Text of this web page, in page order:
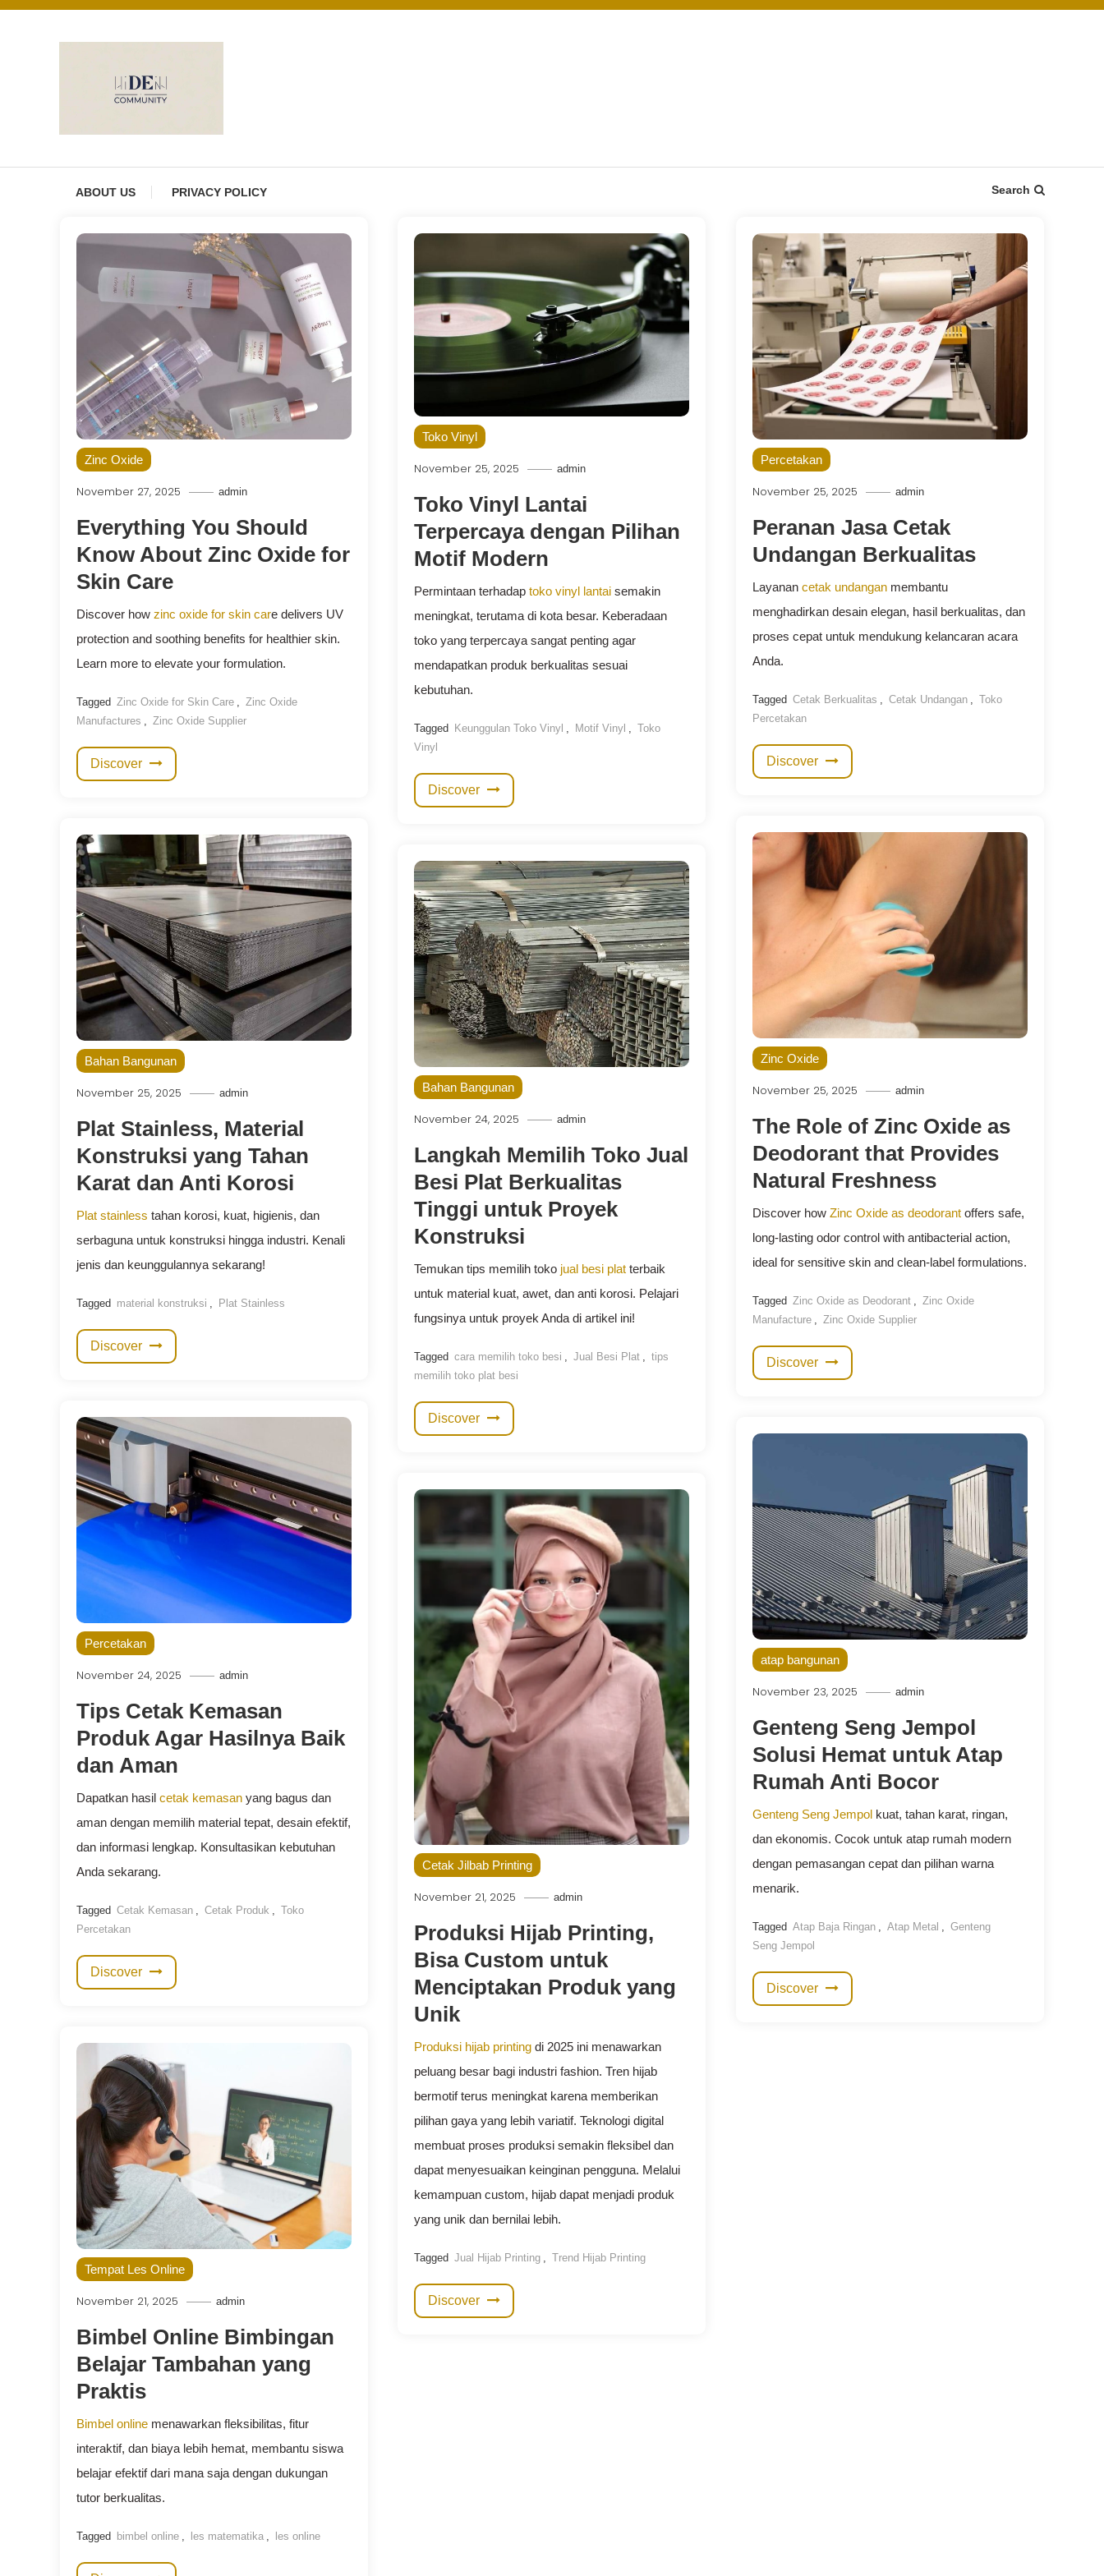
Skip
ABOUT US PRIVACY POLICY Search
Zinc Oxide
November 27, 2025 admin
Everything You Should
Know About Zinc Oxide for
Skin Care
Discover howzinc oxide for skin care delivers UV
protection and soothing benefits for healthier skin.
Learn more to elevate your formulation.
Tagged Zinc Oxide for Skin Care , Zinc Oxide
Manufactures , Zinc Oxide Supplier
Discover
Toko Vinyl
November 25, 2025 admin
Toko Vinyl Lantai
Terpercaya dengan Pilihan
Motif Modern
Permintaan terhadaptoko vinyl lantai semakin
meningkat, terutama di kota besar. Keberadaan
toko yang terpercaya sangat penting agar
mendapatkan produk berkualitas sesuai
kebutuhan.
Tagged Keunggulan Toko Vinyl , Motif Vinyl , Toko
Vinyl
Discover
Percetakan
November 25, 2025 admin
Peranan Jasa Cetak
Undangan Berkualitas
Layanancetak undangan membantu
menghadirkan desain elegan, hasil berkualitas, dan
proses cepat untuk mendukung kelancaran acara
Anda.
Tagged Cetak Berkualitas , Cetak Undangan , Toko
Percetakan
Discover
Zinc Oxide
November 25, 2025 admin
The Role of Zinc Oxide as
Deodorant that Provides
Natural Freshness
Discover howZinc Oxide as deodorant offers safe,
long-lasting odor control with antibacterial action,
ideal for sensitive skin and clean-label formulations.
Tagged Zinc Oxide as Deodorant , Zinc Oxide
Manufacture , Zinc Oxide Supplier
Discover
Bahan Bangunan
November 25, 2025 admin
Plat Stainless, Material
Konstruksi yang Tahan
Karat dan Anti Korosi
Plat stainless tahan korosi, kuat, higienis, dan
serbaguna untuk konstruksi hingga industri. Kenali
jenis dan keunggulannya sekarang!
Tagged material konstruksi , Plat Stainless
Discover
Bahan Bangunan
November 24, 2025 admin
Langkah Memilih Toko Jual
Besi Plat Berkualitas
Tinggi untuk Proyek
Konstruksi
Temukan tips memilih toko jual besi plat terbaik
untuk material kuat, awet, dan anti korosi. Pelajari
fungsinya untuk proyek Anda di artikel ini!
Tagged cara memilih toko besi , Jual Besi Plat , tips
memilih toko plat besi
Discover
Percetakan
November 24, 2025 admin
Tips Cetak Kemasan
Produk Agar Hasilnya Baik
dan Aman
Dapatkan hasilcetak kemasan yang bagus dan
aman dengan memilih material tepat, desain efektif,
dan informasi lengkap. Konsultasikan kebutuhan
Anda sekarang.
Tagged Cetak Kemasan , Cetak Produk , Toko
Percetakan
Discover
atap bangunan
November 23, 2025 admin
Genteng Seng Jempol
Solusi Hemat untuk Atap
Rumah Anti Bocor
Genteng Seng Jempol kuat, tahan karat, ringan,
dan ekonomis. Cocok untuk atap rumah modern
dengan pemasangan cepat dan pilihan warna
menarik.
Tagged Atap Baja Ringan , Atap Metal , Genteng
Seng Jempol
Discover
Cetak Jilbab Printing
November 21, 2025 admin
Produksi Hijab Printing,
Bisa Custom untuk
Menciptakan Produk yang
Unik
Produksi hijab printing di 2025 ini menawarkan
peluang besar bagi industri fashion. Tren hijab
bermotif terus meningkat karena memberikan
pilihan gaya yang lebih variatif. Teknologi digital
membuat proses produksi semakin fleksibel dan
dapat menyesuaikan keinginan pengguna. Melalui
kemampuan custom, hijab dapat menjadi produk
yang unik dan bernilai lebih.
Tagged Jual Hijab Printing , Trend Hijab Printing
Discover
Tempat Les Online
November 21, 2025 admin
Bimbel Online Bimbingan
Belajar Tambahan yang
Praktis
Bimbel online menawarkan fleksibilitas, fitur
interaktif, dan biaya lebih hemat, membantu siswa
belajar efektif dari mana saja dengan dukungan
tutor berkualitas.
Tagged bimbel online , les matematika , les online